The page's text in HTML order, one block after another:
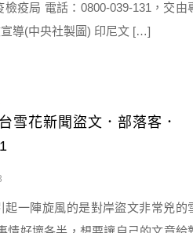
疫局 電話：0800-039-131，交由
導(中央社製圖) 印尼文 […]
雪花新聞盜文．部落客．
起一陣旋風的是對岸盜文非常兇的